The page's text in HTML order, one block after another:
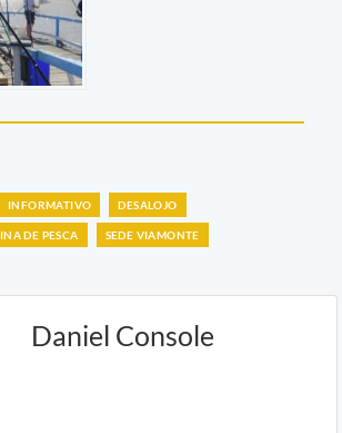
INFORMATIVO DESALOJO
DE PESCA SEDE VIAMONTE
Daniel Console